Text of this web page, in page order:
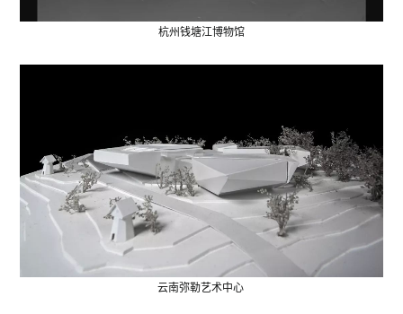
杭州钱塘江博物馆
云南弥勒艺术中心